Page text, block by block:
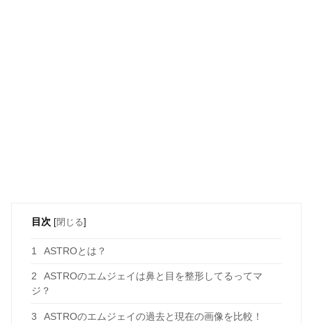
目次 [閉じる]
1 ASTROとは？
2
ASTROのエムジェイは鼻と目を整形してるってマ
ジ？
3 ASTROのエムジェイの過去と現在の画像を比較！